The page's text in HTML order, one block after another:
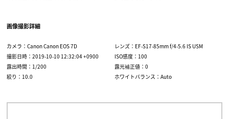
画像撮影詳細
カメラ：Canon Canon EOS 7D
レンズ：EF-S17-85mm f/4-5.6 IS USM
撮影日時：2019-10-10 12:32:04 +0900
ISO感度：100
露出時間：1/200
露光補正値：0
絞り：10.0
ホワイトバランス：Auto